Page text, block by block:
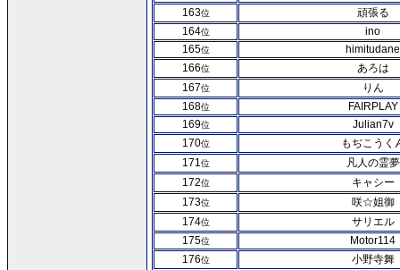
163位
頑張る
164位
ino
165位
himitudane
166位
あろは
167位
りん
168位
FAIRPLAY
169位
Julian7v
170位
もぢこうく
171位
凡人の霊夢
172位
キャシー
173位
咲☆姐御
174位
サリエル
175位
Motor114
176位
小野寺舞